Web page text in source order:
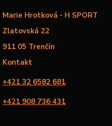
Marie Hrotková - H SPORT
Zlatovská 22
911 05 Trenčín
Kontakt
+421 32 6582 681
+421 908 736 431